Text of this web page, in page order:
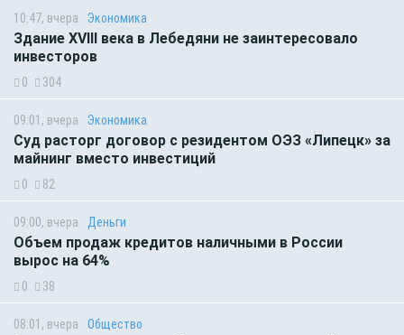
10:47, вчера Экономика
Здание XVIII века в Лебедяни не заинтересовало
инвесторов
0 304
09:01, вчера Экономика
Суд расторг договор с резидентом ОЭЗ «Липецк» за
майнинг вместо инвестиций
0 82
09:00, вчера Деньги
Объем продаж кредитов наличными в России
вырос на 64%
0 38
08:01, вчера Общество